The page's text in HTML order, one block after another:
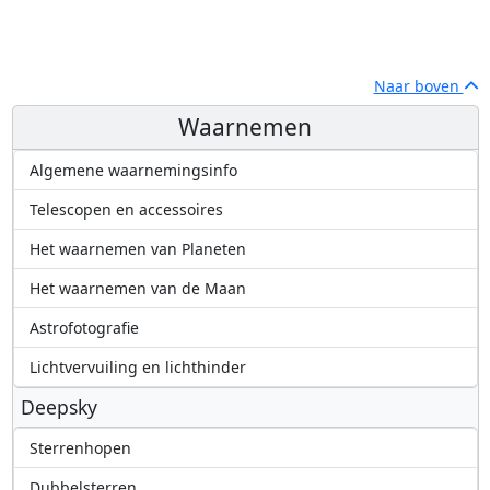
Naar boven
Waarnemen
Algemene waarnemingsinfo
Telescopen en accessoires
Het waarnemen van Planeten
Het waarnemen van de Maan
Astrofotografie
Lichtvervuiling en lichthinder
Deepsky
Sterrenhopen